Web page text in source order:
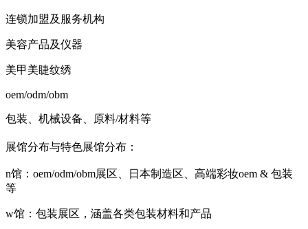
连锁加盟及服务机构
美容产品及仪器
美甲美睫纹绣
oem/odm/obm
包装、机械设备、原料/材料等
展馆分布与特色展馆分布：
n馆：oem/odm/obm展区、日本制造区、高端彩妆oem & 包装
等
w馆：包装展区，涵盖各类包装材料和产品